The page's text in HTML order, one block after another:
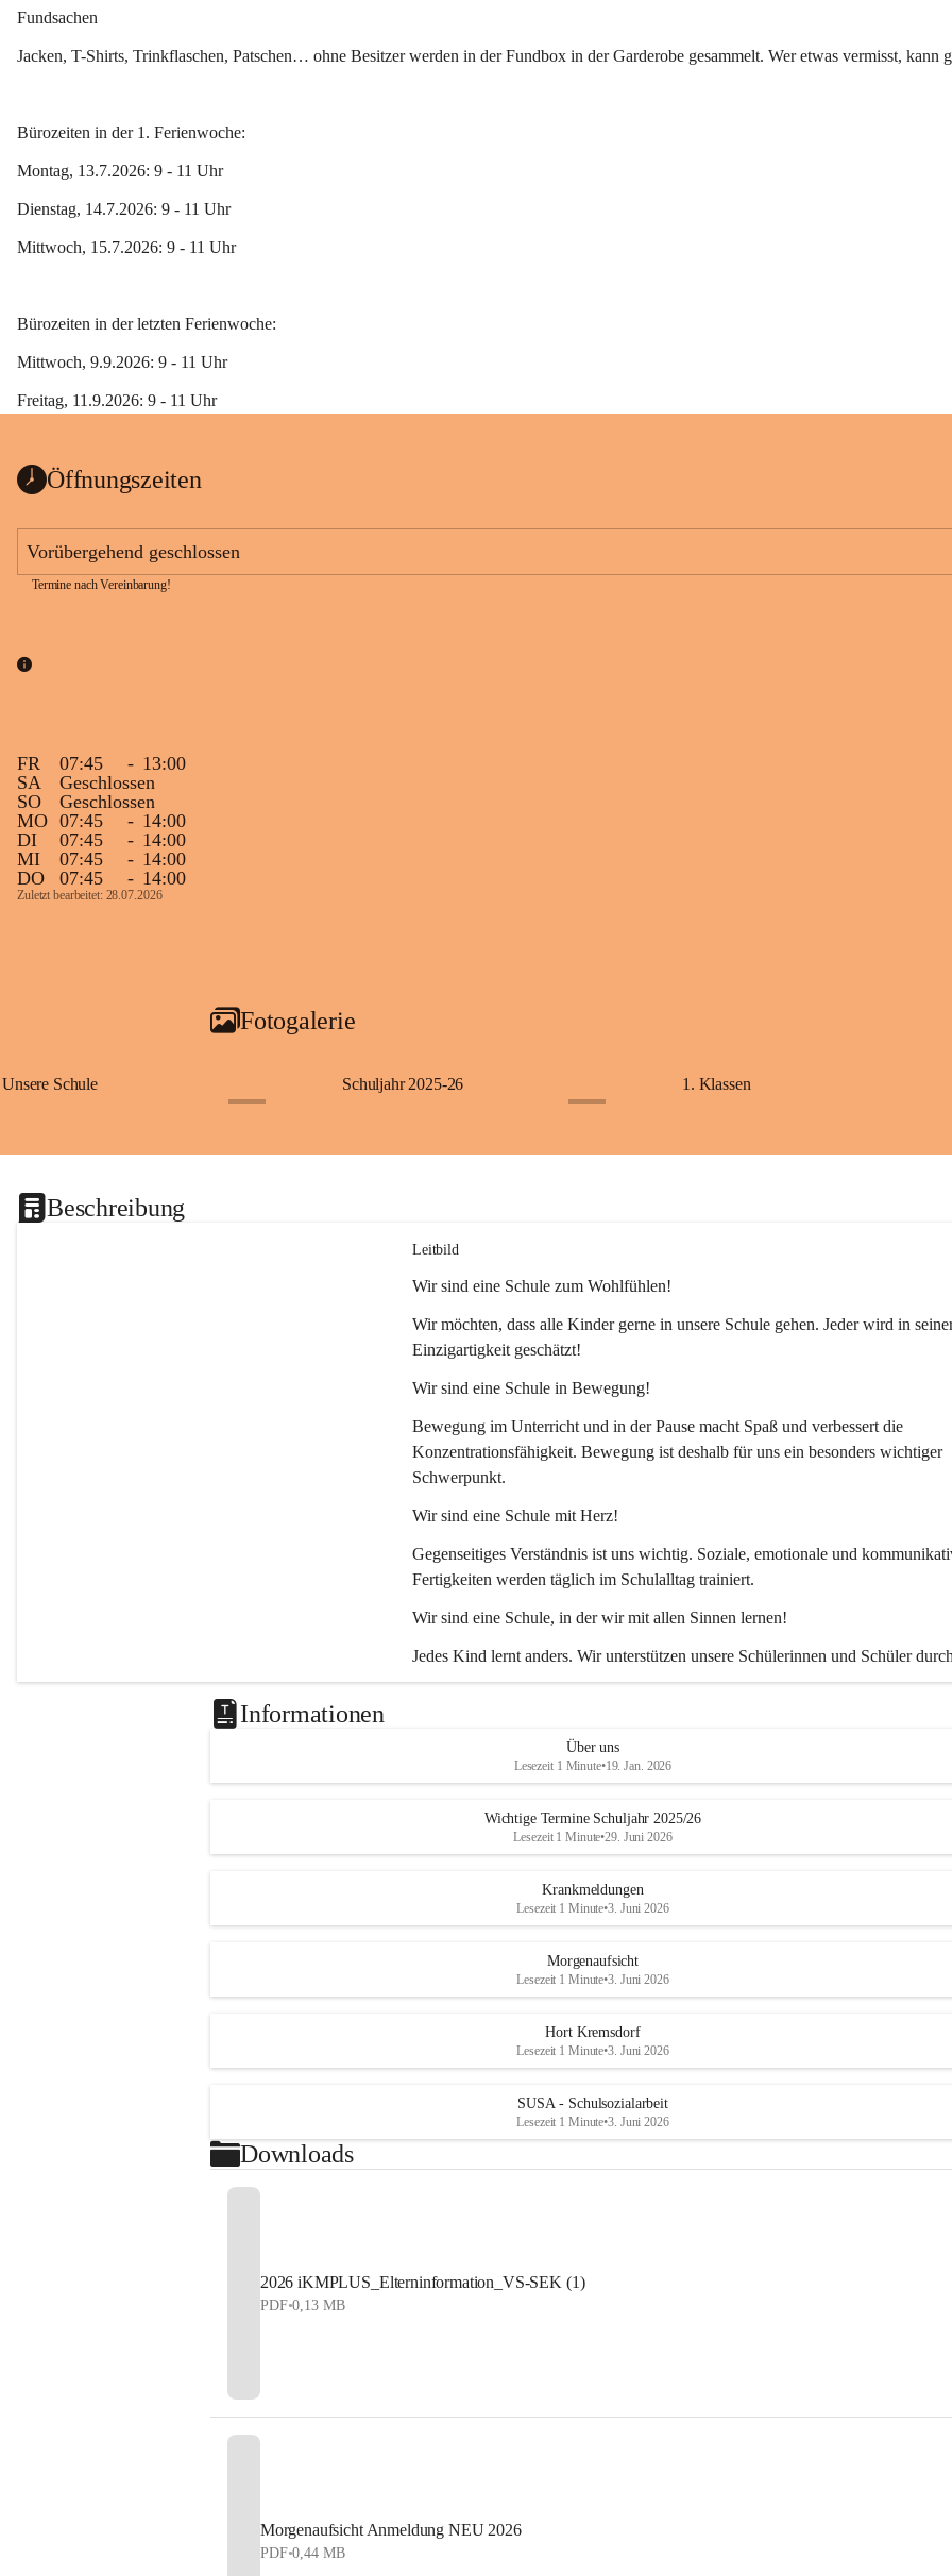
Fundsachen
Jacken, T-Shirts, Trinkflaschen, Patschen… ohne Besitzer werden in der Fundbox in der Garderobe gesammelt. Wer etwas vermisst, kann
Bürozeiten in der 1. Ferienwoche:
Montag, 13.7.2026: 9 - 11 Uhr
Dienstag, 14.7.2026: 9 - 11 Uhr
Mittwoch, 15.7.2026: 9 - 11 Uhr
Bürozeiten in der letzten Ferienwoche:
Mittwoch, 9.9.2026: 9 - 11 Uhr
Freitag, 11.9.2026: 9 - 11 Uhr
Öffnungszeiten
Vorübergehend geschlossen
Termine nach Vereinbarung!
FR 07:45 - 13:00
SA
Geschlossen
SO
Geschlossen
MO 07:45 - 14:00
DI
07:45 - 14:00
MI
07:45 - 14:00
DO
07:45 - 14:00
Zuletzt bearbeitet: 28.07.2026
Fotogalerie
Unsere Schule Schuljahr 2025-26 1. Klassen
Beschreibung
Leitbild
Wir sind eine Schule zum Wohlfühlen!
Wir möchten, dass alle Kinder gerne in unsere Schule gehen. Jeder wird in
Einzigartigkeit geschätzt!
Wir sind eine Schule in Bewegung!
Bewegung im Unterricht und in der Pause macht Spaß und verbessert die
Konzentrationsfähigkeit. Bewegung ist deshalb für uns ein besonders wichtiger
Schwerpunkt.
Wir sind eine Schule mit Herz!
Gegenseitiges Verständnis ist uns wichtig. Soziale, emotionale und
Fertigkeiten werden täglich im Schulalltag trainiert.
Wir sind eine Schule, in der wir mit allen Sinnen lernen!
Jedes Kind lernt anders. Wir unterstützen unsere Schülerinnen und Schüler
unterschiedliche Methoden dabei, die bestmöglichen Lernergebnisse zu erzielen.
Informationen
Über uns
Lesezeit 1 Minute•19. Jan. 2026
Wichtige Termine Schuljahr 2025/26
Lesezeit 1 Minute•29. Juni 2026
Krankmeldungen
Lesezeit 1 Minute•3. Juni 2026
Morgenaufsicht
Lesezeit 1 Minute•3. Juni 2026
Hort Kremsdorf
Lesezeit 1 Minute•3. Juni 2026
SUSA - Schulsozialarbeit
Lesezeit 1 Minute•3. Juni 2026
Downloads
2026 iKMPLUS_Elterninformation_VS-SEK (1)
PDF•0,13 MB
Morgenaufsicht Anmeldung NEU 2026
PDF•0,44 MB